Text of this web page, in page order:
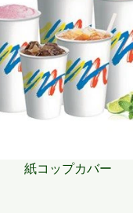
紙コップカバー